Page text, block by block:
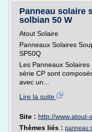
Panneau solaire
solbian 50 W
Atout Solaire
Panneaux Solaires
SP50Q
Les Panneaux
série CP sont
avec un...
Lire la suite
Site : http://www.atout-
Thèmes liés : panneau